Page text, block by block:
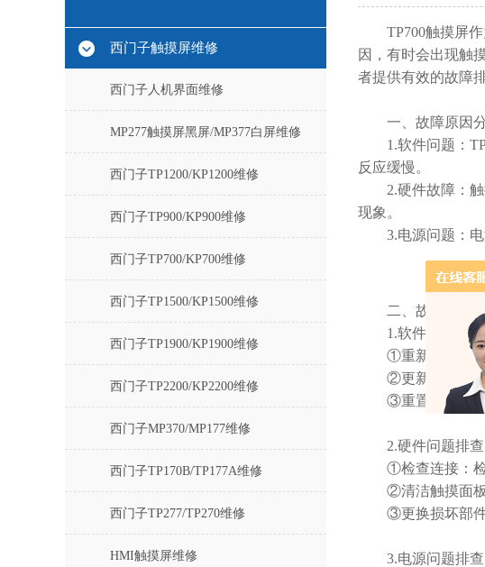
西门子触摸屏维修
西门子人机界面维修
MP277触摸屏黑屏/MP377白屏维修
西门子TP1200/KP1200维修
西门子TP900/KP900维修
西门子TP700/KP700维修
西门子TP1500/KP1500维修
西门子TP1900/KP1900维修
西门子TP2200/KP2200维修
西门子MP370/MP177维修
西门子TP170B/TP177A维修
西门子TP277/TP270维修
HMI触摸屏维修
TP700触摸屏作
因，有时会出现触
者提供有效的故障
一、故障原因分
1.软件问题：
反应缓慢。
2.硬件故障：触
现象。
3.电源问题：电
二、故障排除与
1.软件问题排查
①重新启动：尝试
②更新软件：检查
③重置恢复：进行
2.硬件问题排查
①检查连接：检查
②清洁触摸面板：
③更换损坏部件：
3.电源问题排查